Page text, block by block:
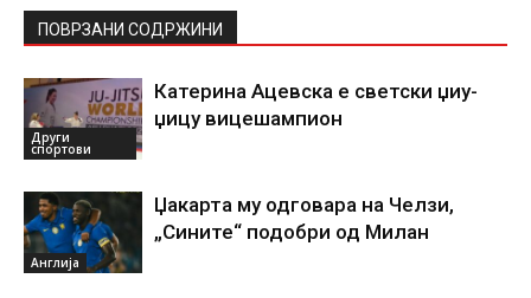
ПОВРЗАНИ СОДРЖИНИ
Други
спортови
Катерина Ацевска е светски џиу-
џицу вицешампион
Англија
Џакарта му одговара на Челзи,
„Сините“ подобри од Милан